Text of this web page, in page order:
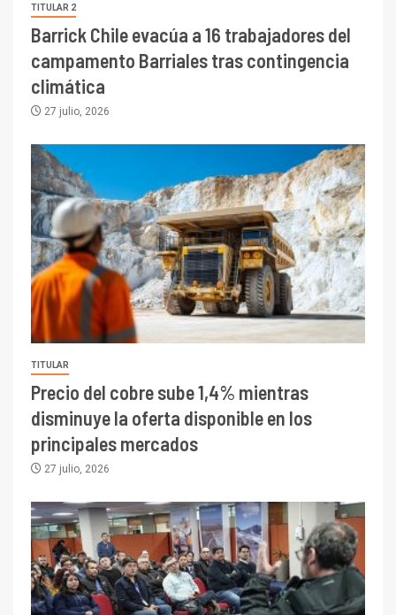
TITULAR 2
Barrick Chile evacúa a 16 trabajadores del
campamento Barriales tras contingencia
climática
27 julio, 2026
TITULAR
Precio del cobre sube 1,4% mientras
disminuye la oferta disponible en los
principales mercados
27 julio, 2026